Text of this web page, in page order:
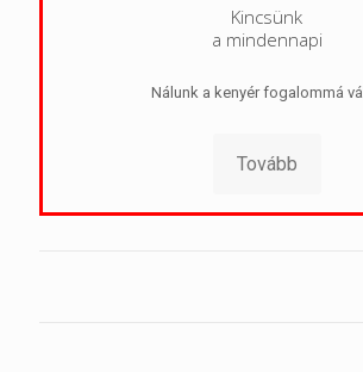
Kincsünk
a mindennapi
Nálunk a kenyér fogalommá
Tovább